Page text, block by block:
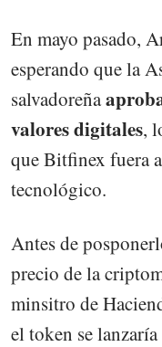
En mayo pasado,
esperando que la
salvadoreña
valores digitales,
que Bitfinex fuera
tecnológico.
Antes de
precio de la
minsitro de
el token se